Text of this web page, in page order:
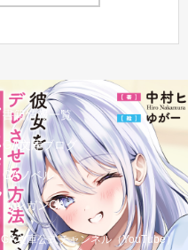
書籍情報一覧
GA文庫ブログ
GAノベル
ガンガンGA
GA文庫公式チャンネル（YouTube）